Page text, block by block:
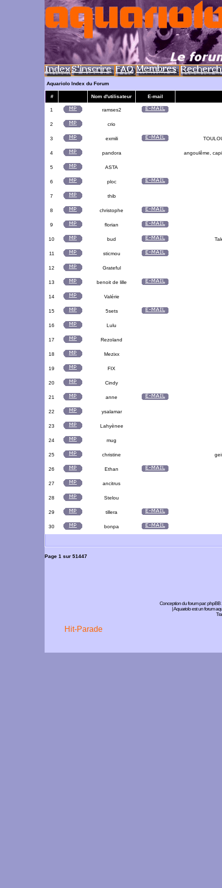
Aquariolo Index du Forum
# Nom d'utilisateur E-mail
1 ramses2
2 crio
3 exmili
4 pandora angoulême,
5 ASTA
6 ploc
7 thib
8 christophe
9 florian
10 bud
11 sticmou
12 Grateful
13 benoit de lille
14 Valérie
15 5sets
16 Lulu
17 Rezoland
18 Mezixx
19 FIX
20 Cindy
21 anne
22 ysalamar
23 Lahyènee
24 mug
25 christine
26 Ethan
27 ancitrus
28 Stelou
29 tillera
30 bonpa
Page 1 sur 51447
Conception du forum par:phpBB
| Aquariolo est un forum